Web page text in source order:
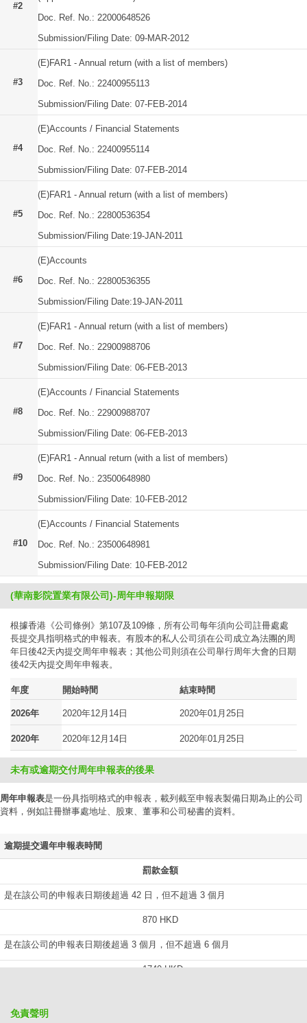
#2
Doc. Ref. No.: 22000648526
Submission/Filing Date: 09-MAR-2012
#3
(E)FAR1 - Annual return (with a list of members)
Doc. Ref. No.: 22400955113
Submission/Filing Date: 07-FEB-2014
#4
(E)Accounts / Financial Statements
Doc. Ref. No.: 22400955114
Submission/Filing Date: 07-FEB-2014
#5
(E)FAR1 - Annual return (with a list of members)
Doc. Ref. No.: 22800536354
Submission/Filing Date:19-JAN-2011
#6
(E)Accounts
Doc. Ref. No.: 22800536355
Submission/Filing Date:19-JAN-2011
#7
(E)FAR1 - Annual return (with a list of members)
Doc. Ref. No.: 22900988706
Submission/Filing Date: 06-FEB-2013
#8
(E)Accounts / Financial Statements
Doc. Ref. No.: 22900988707
Submission/Filing Date: 06-FEB-2013
#9
(E)FAR1 - Annual return (with a list of members)
Doc. Ref. No.: 23500648980
Submission/Filing Date: 10-FEB-2012
#10
(E)Accounts / Financial Statements
Doc. Ref. No.: 23500648981
Submission/Filing Date: 10-FEB-2012
(華南影院置業有限公司)-周年申報期限
根據香港《公司條例》第107及109條，所有公司每年須向公司註冊處處
長提交具指明格式的申報表。有股本的私人公司須在公司成立為法團的周
年日後42天內提交周年申報表；其他公司則須在公司舉行周年大會的日期
後42天內提交周年申報表。
年度 開始時間 結束時間
2026年 2020年12月14日 2020年01月25日
2020年 2020年12月14日 2020年01月25日
未有或逾期交付周年申報表的後果
周年申報表是一份具指明格式的申報表，載列截至申報表製備日期為止的公司
資料，例如註冊辦事處地址、股東、董事和公司秘書的資料。
逾期提交週年申報表時間
罰款金額
是在該公司的申報表日期後超過 42 日，但不超過 3 個月
870 HKD
是在該公司的申報表日期後超過 3 個月，但不超過 6 個月
1740 HKD
免責聲明